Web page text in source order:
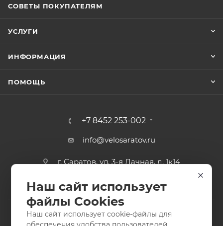
СОВЕТЫ ПОКУПАТЕЛЯМ
УСЛУГИ
ИНФОРМАЦИЯ
ПОМОЩЬ
+7 8452 253-002
info@velosaratov.ru
г. Саратов, ул. 3-я Дачная, д. 1к14
Наш сайт использует
файлы Cookies
Наш сайт использует cookie-файлы для